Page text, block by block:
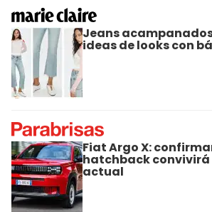
Jeans
ideas de looks con
Fiat Argo X:
hatchback convivirá
actual